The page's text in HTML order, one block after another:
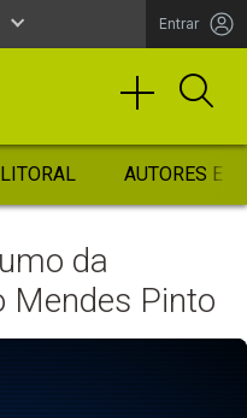
Entrar
LITORAL AUTORES
da
Mendes Pinto